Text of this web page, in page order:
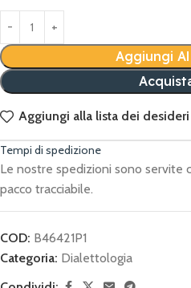
Aggiungi
Aggiungi alla lista dei desideri
Tempi di spedizione
Le nostre spedizioni sono servite
pacco tracciabile.
COD: B46421P1
Categoria: Dialettologia